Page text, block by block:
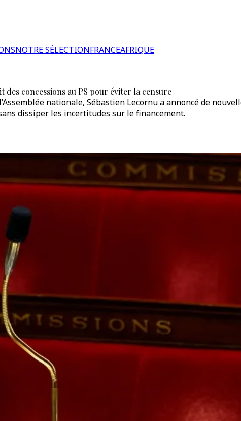
NOTRE SÉLECTIONFRANCEAFRIQUE
concessions au PS pour éviter la censure
nationale, Sébastien Lecornu a annoncé de
dissiper les incertitudes sur le financement.